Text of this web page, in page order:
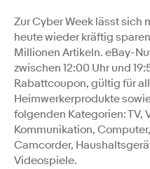
Zur Cyber Week lässt sich
heute wieder kräftig
Millionen Artikeln. eBay-
zwischen 12:00 Uhr und
Rabattcoupon, gültig für
Heimwerkerprodukte
folgenden Kategorien: TV,
Kommunikation,
Camcorder,
Videospiele.